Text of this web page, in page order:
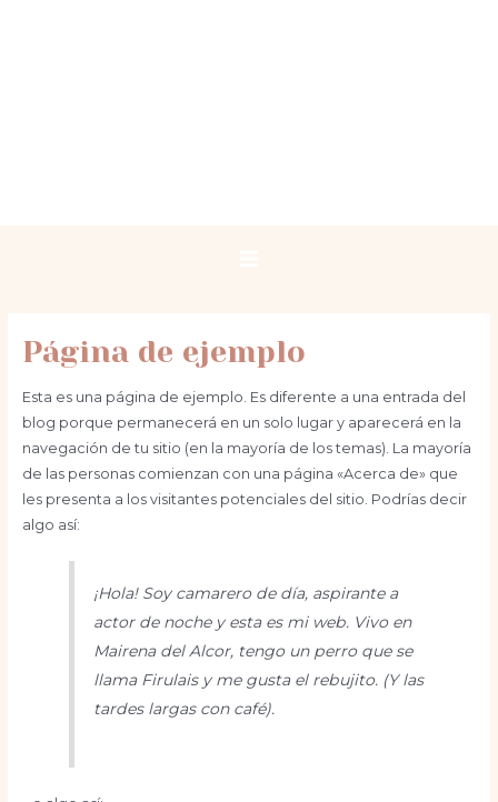
Página de ejemplo
Esta es una página de ejemplo. Es diferente a una entrada del
blog porque permanecerá en un solo lugar y aparecerá en la
navegación de tu sitio (en la mayoría de los temas). La mayoría
de las personas comienzan con una página «Acerca de» que
les presenta a los visitantes potenciales del sitio. Podrías decir
algo así:
¡Hola! Soy camarero de día, aspirante a
actor de noche y esta es mi web. Vivo en
Mairena del Alcor, tengo un perro que se
llama Firulais y me gusta el rebujito. (Y las
tardes largas con café).